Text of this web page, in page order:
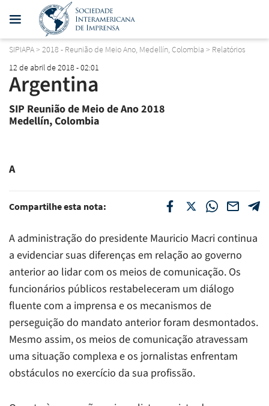
SIPIAPA> 2018 - Reunião de Meio Ano, Medellín, Colombia > Relatórios
12 de abril de 2018 - 02:01
Argentina
SIP Reunião de Meio de Ano 2018
Medellín, Colombia
A
Compartilhe esta nota:
A administração do presidente Mauricio Macri continua
a evidenciar suas diferenças em relação ao governo
anterior ao lidar com os meios de comunicação. Os
funcionários públicos restabeleceram um diálogo
fluente com a imprensa e os mecanismos de
perseguição do mandato anterior foram desmontados.
Mesmo assim, os meios de comunicação atravessam
uma situação complexa e os jornalistas enfrentam
obstáculos no exercício da sua profissão.